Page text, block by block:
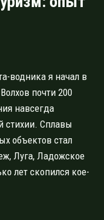
водника я начал в
почти 200
навсегда
стихии. Сплавы
объектов стал
Луга, Ладожское
лет скопился кое-